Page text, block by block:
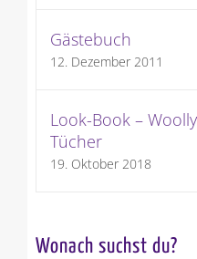
Gästebuch
12. Dezember 2011
Look-Book –
Tücher
19. Oktober 2018
Wonach suchst du?